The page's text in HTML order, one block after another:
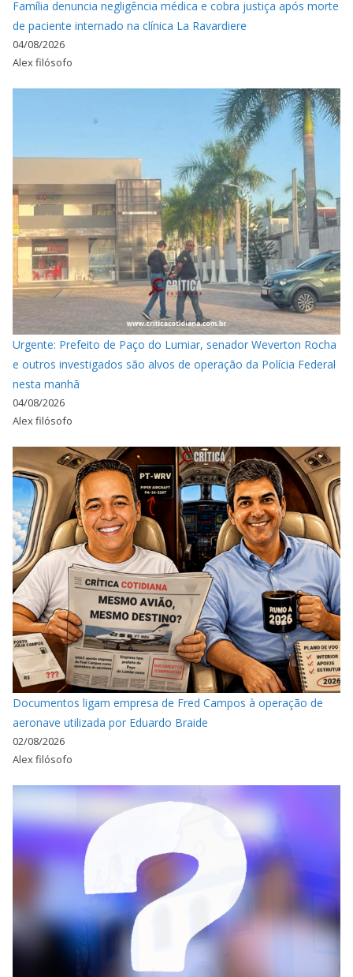
Família denuncia negligência médica e cobra justiça após morte
de paciente internado na clínica La Ravardiere
04/08/2026
Alex filósofo
Urgente: Prefeito de Paço do Lumiar, senador Weverton Rocha
e outros investigados são alvos de operação da Polícia Federal
nesta manhã
04/08/2026
Alex filósofo
Documentos ligam empresa de Fred Campos à operação de
aeronave utilizada por Eduardo Braide
02/08/2026
Alex filósofo